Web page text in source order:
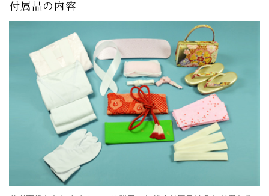
付属品の内容